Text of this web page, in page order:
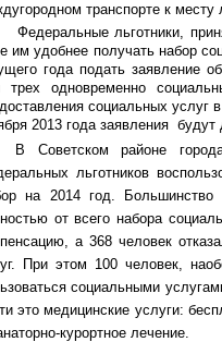
транспорте к месту
Федеральные льготники,
им удобнее получать набор
года подать заявление
трех одновременно
социальных услуг
2013 года заявления будут
В Советском районе
льготников
на 2014 год.
Большинство
от всего набора
а 368 человек
При этом 100 человек,
социальными
это медицинские услуги:
курортное лечение.